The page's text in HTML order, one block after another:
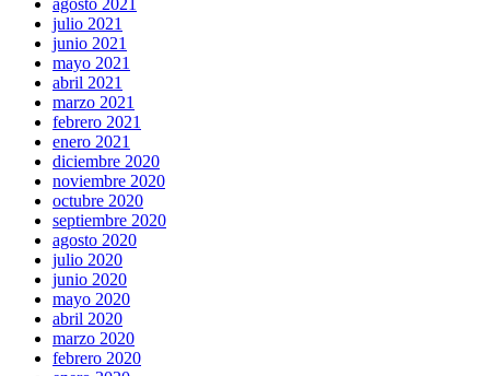
agosto 2021
julio 2021
junio 2021
mayo 2021
abril 2021
marzo 2021
febrero 2021
enero 2021
diciembre 2020
noviembre 2020
octubre 2020
septiembre 2020
agosto 2020
julio 2020
junio 2020
mayo 2020
abril 2020
marzo 2020
febrero 2020